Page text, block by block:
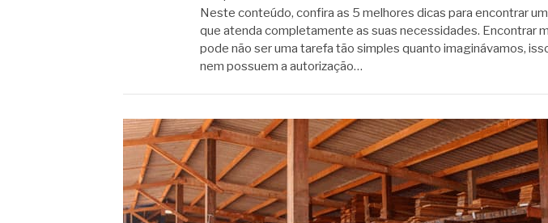
Neste conteúdo, confira as 5 melhores dicas para encontrar
que atenda completamente as suas necessidades. Encontrar
pode não ser uma tarefa tão simples quanto imaginávamos,
nem possuem a autorização…